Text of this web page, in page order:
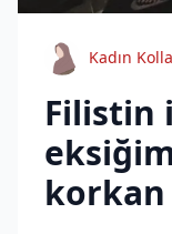
Kadın
Filistin
korkan